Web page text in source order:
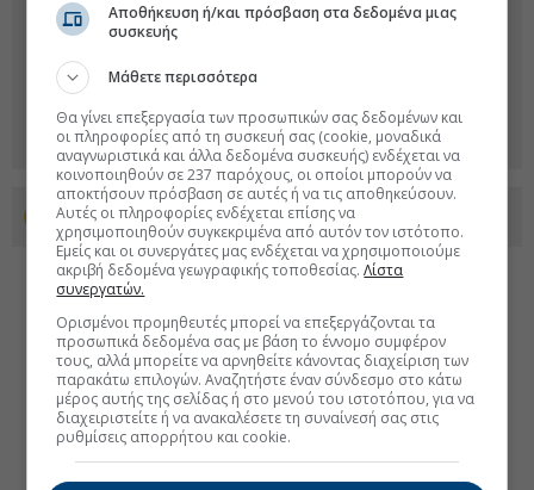
Προσθέστε το euro2day.gr στο Discover
Αποθήκευση ή/και πρόσβαση στα δεδομένα μιας
συσκευής
Μάθετε περισσότερα
Θα γίνει επεξεργασία των προσωπικών σας δεδομένων και
οι πληροφορίες από τη συσκευή σας (cookie, μοναδικά
αναγνωριστικά και άλλα δεδομένα συσκευής) ενδέχεται να
κοινοποιηθούν σε 237 παρόχους, οι οποίοι μπορούν να
αποκτήσουν πρόσβαση σε αυτές ή να τις αποθηκεύσουν.
Αυτές οι πληροφορίες ενδέχεται επίσης να
χρησιμοποιηθούν συγκεκριμένα από αυτόν τον ιστότοπο.
Εμείς και οι συνεργάτες μας ενδέχεται να χρησιμοποιούμε
ακριβή δεδομένα γεωγραφικής τοποθεσίας.Λίστα
συνεργατών.
Ορισμένοι προμηθευτές μπορεί να επεξεργάζονται τα
προσωπικά δεδομένα σας με βάση το έννομο συμφέρον
τους, αλλά μπορείτε να αρνηθείτε κάνοντας διαχείριση των
παρακάτω επιλογών. Αναζητήστε έναν σύνδεσμο στο κάτω
μέρος αυτής της σελίδας ή στο μενού του ιστοτόπου, για να
διαχειριστείτε ή να ανακαλέσετε τη συναίνεσή σας στις
ρυθμίσεις απορρήτου και cookie.